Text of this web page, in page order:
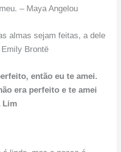
– Maya Angelou
almas sejam feitas, a dele
Brontë
então eu te amei.
era perfeito e te amei
Lim